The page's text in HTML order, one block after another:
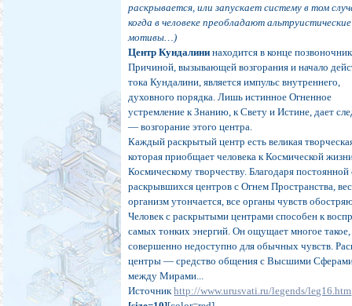
раскрывается, или запускает систему в том
когда в человеке преобладают альтруистические
мотивы…)
Центр Кундалини находится в конце
Причиной, вызывающей возгорания и начало
тока Кундалини, является импульс внутреннего,
духовного порядка. Лишь истинное Огненное
устремление к Знанию, к Свету и Истине, дает
— возгорание этого центра.
Каждый раскрытый центр есть великая
которая приобщает человека к Космической
Космическому творчеству. Благодаря постоянной
раскрывшихся центров с Огнем Пространства,
организм утончается, все органы чувств
Человек с раскрытыми центрами способен к
самых тонких энергий. Он ощущает многое
совершенно недоступно для обычных чувств.
центры — средство общения с Высшими
между Мирами...
Источникhttp://www.urusvati.ru/legends/leg16.htm